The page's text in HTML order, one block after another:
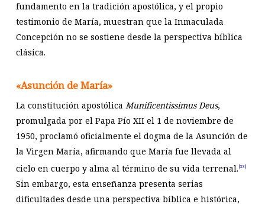
fundamento en la tradición apostólica, y el propio
testimonio de María, muestran que la Inmaculada
Concepción no se sostiene desde la perspectiva bíblica
clásica.
«Asunción de María»
La constitución apostólica Munificentissimus Deus,
promulgada por el Papa Pío XII el 1 de noviembre de
1950, proclamó oficialmente el dogma de la Asunción de
la Virgen María, afirmando que María fue llevada al
cielo en cuerpo y alma al término de su vida terrenal. [33]
Sin embargo, esta enseñanza presenta serias
dificultades desde una perspectiva bíblica e histórica,